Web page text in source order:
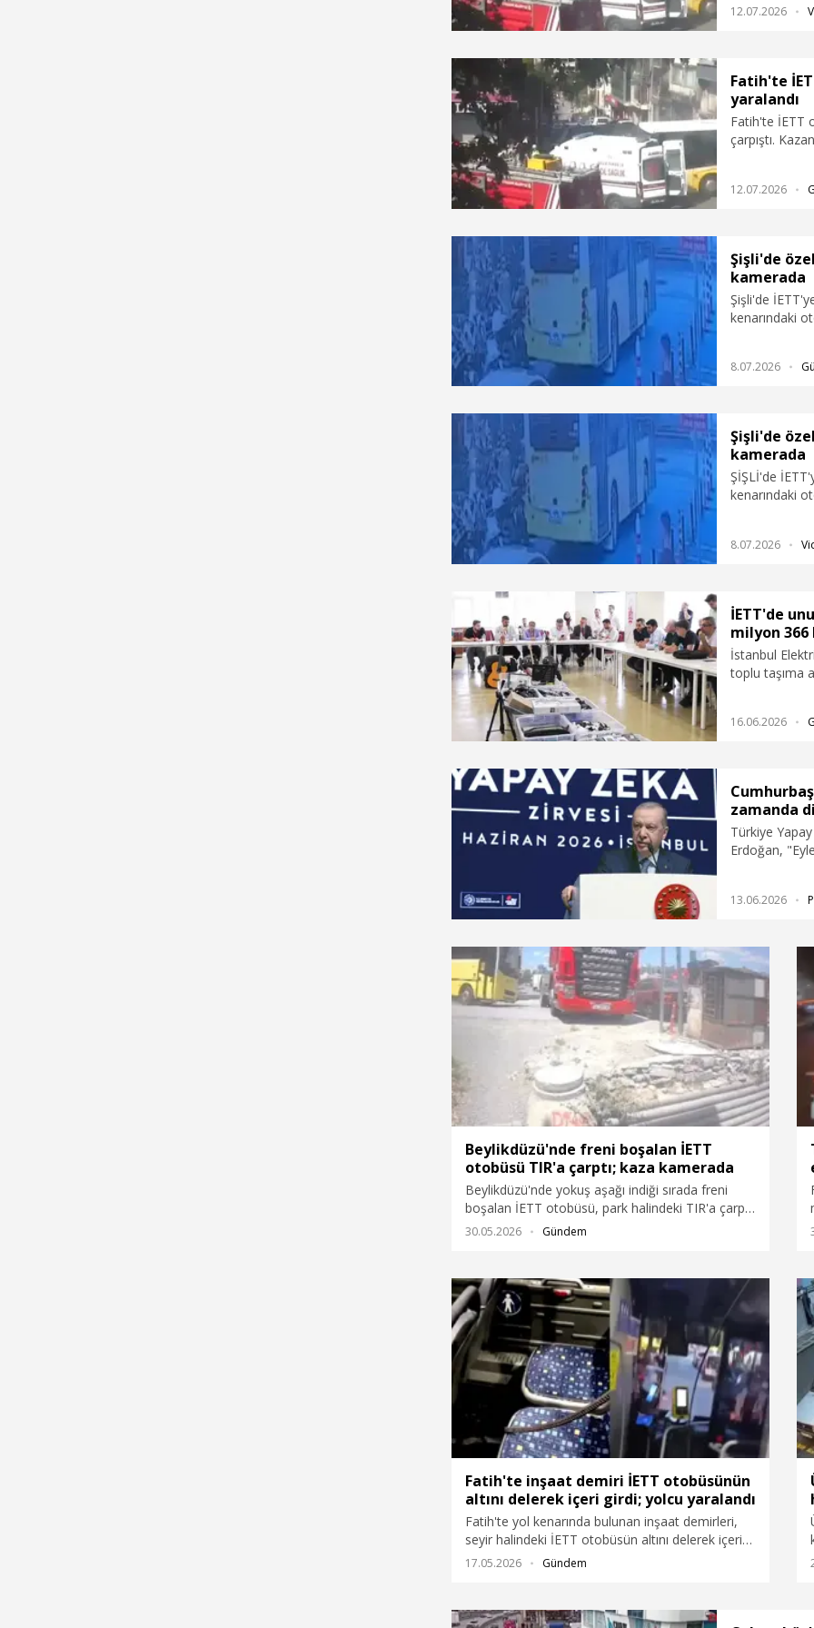
12.07.2026
Fatih'te
yaralandı
Fatih'te İETT
çarpıştı.
yerlerinin
12.07.2026
Şişli'de
kamerada
Şişli'de
kenarındaki
8.07.2026
Şişli'de
kamerada
ŞİŞLİ'de
kenarındaki
8.07.2026
İETT'de
milyon 366
İstanbul
toplu taşıma
satıldı.
16.06.2026
zamanda
Türkiye
Erdoğan,
yapay zeka
şehri olarak
kullanacağız.
lirayı
ülkeleri
aynı
13.06.2026
Beylikdüzü'nde freni boşalan İETT
otobüsü TIR'a çarptı; kaza kamerada
Beylikdüzü'nde yokuş aşağı indiği sırada freni
boşalan İETT otobüsü, park halindeki TIR'a çarptı.
Çarpmanın etkisiyle savrulan TIR, yanında
yansıdı.
30.05.2026 Gündem
Fatih'te inşaat demiri İETT otobüsünün
altını delerek içeri girdi; yolcu yaralandı
Fatih'te yol kenarında bulunan inşaat demirleri,
seyir halindeki İETT otobüsün altını delerek içeri
girdi. Demirin otobüsün içerisinden çıktığı yerde
almak üzere polis merkezine götürürken, firmaya
17.05.2026 Gündem